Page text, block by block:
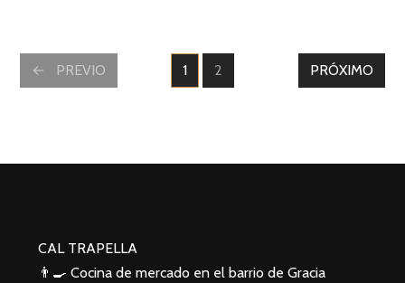
POSTS
NAVIGATION
PREVIO PÁGINAS
1 2 PRÓXIMO
CAL TRAPELLA
👨‍🍳 Cocina de mercado en el barrio de Gracia